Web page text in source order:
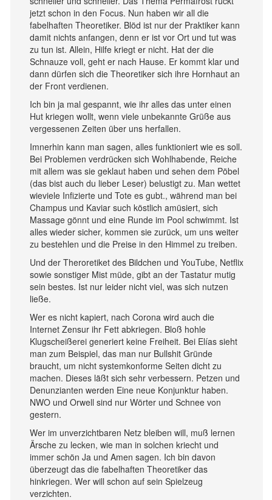
jetzt schon in den Focus. Nun haben wir all die
fabelhaften Theoretiker. Blöd ist nur der Praktiker kann
damit nichts anfangen, denn er ist vor Ort und tut was
zu tun ist. Allein, Hilfe kriegt er nicht. Hat der die
Schnauze voll, geht er nach Hause. Er kommt klar und
dann dürfen sich die Theoretiker sich ihre Hornhaut an
der Front verdienen.
Ich bin ja mal gespannt, wie ihr alles das unter einen
Hut kriegen wollt, wenn viele unbekannte Grüße aus
vergessenen Zeiten über uns herfallen.
Imnerhin kann man sagen, alles funktioniert wie es soll.
Bei Problemen verdrücken sich Wohlhabende, Reiche
mit allem was sie geklaut haben und sehen dem Pöbel
(das bist auch du lieber Leser) belustigt zu. Man wettet
wieviele Infizierte und Tote es gubt., während man bei
Champus und Kaviar such köstlich amüsiert, sich
Massage gönnt und eine Runde im Pool schwimmt. Ist
alles wieder sicher, kommen sie zurück, um uns weiter
zu bestehlen und die Preise in den Himmel zu treiben.
Und der Theroretiket des Bildchen und YouTube, Netflix
sowie sonstiger Mist müde, gibt an der Tastatur mutig
sein bestes. Ist nur leider nicht viel, was sich nutzen
ließe.
Wer es nicht kapiert, nach Corona wird auch die
Internet Zensur ihr Fett abkriegen. Bloß hohle
Klugscheißerei generiert keine Freiheit. Bei Elías sieht
man zum Beispiel, das man nur Bullshit Gründe
braucht, um nicht systemkonforme Seiten dicht zu
machen. Dieses läßt sich sehr verbessern. Petzen und
Denunzianten werden Eine neue Konjunktur haben.
NWO und Orwell sind nur Wörter und Schnee von
gestern.
Wer im unverzichtbaren Netz bleiben will, muß lernen
Ärsche zu lecken, wie man in solchen kriecht und
immer schön Ja und Amen sagen. Ich bin davon
überzeugt das die fabelhaften Theoretiker das
hinkriegen. Wer will schon auf sein Spielzeug
verzichten.